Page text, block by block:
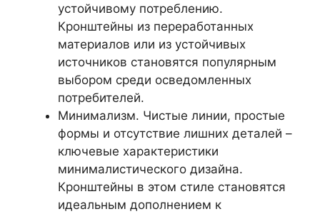
устойчивому потреблению.
Кронштейны из переработанных
материалов или из устойчивых
источников становятся популярным
выбором среди осведомленных
потребителей.
Минимализм. Чистые линии, простые
формы и отсутствие лишних деталей –
ключевые характеристики
минималистического дизайна.
Кронштейны в этом стиле становятся
идеальным дополнением к